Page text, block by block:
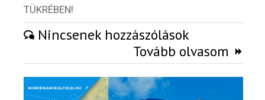
Email Cím*
most ingyen megkapsz Tőlünk!
TÜKRÉBEN!
Nincsenek hozzászólások
Tovább olvasom